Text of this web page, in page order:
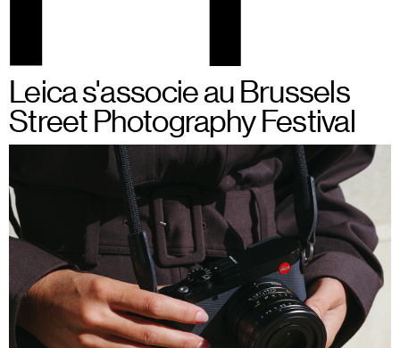
BSPF Du 28 au 31 mai 2026 à
Bruxelles
Leica s'associe au Brussels
Street Photography Festival